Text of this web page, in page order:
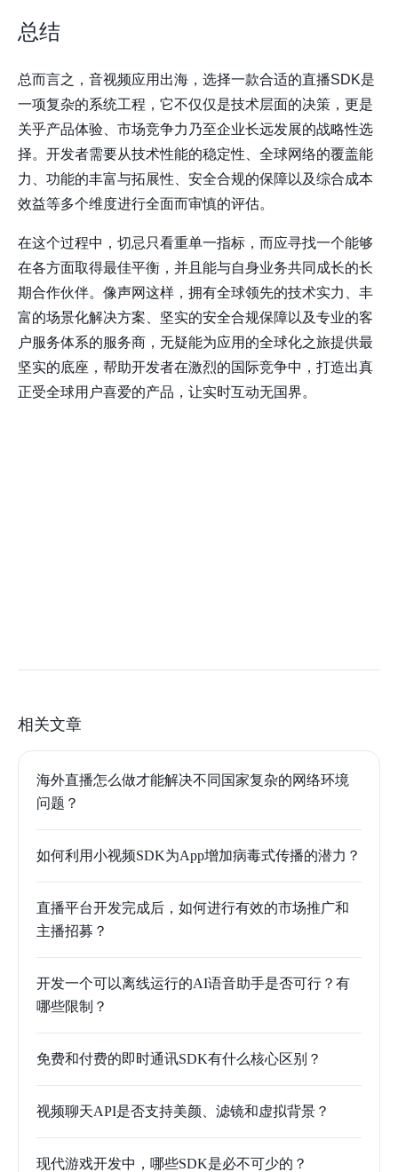
总结
总而言之，音视频应用出海，选择一款合适的直播SDK是
一项复杂的系统工程，它不仅仅是技术层面的决策，更是
关乎产品体验、市场竞争力乃至企业长远发展的战略性选
择。开发者需要从技术性能的稳定性、 全球网络的覆盖能
力 、 功能的丰富与拓展性、 安全合规的保障以及综合成本
效益等多个维度进行全面而审慎的评估。
在这个过程中，切忌只看重单一指标，而应寻找一个能够
在各方面取得最佳平衡，并且能与自身业务共同成长的长
期合作伙伴。像声网这样，拥有全球领先的技术实力、丰
富的场景化解决方案、坚实的安全合规保障以及专业的客
户服务体系的服务商，无疑能为应用的全球化之旅提供最
坚实的底座，帮助开发者在激烈的国际竞争中，打造出真
正受全球用户喜爱的产品，让实时互动无国界。
相关文章
海外直播怎么做才能解决不同国家复杂的网络环境
问题？
如何利用小视频SDK为App增加病毒式传播的潜力？
直播平台开发完成后，如何进行有效的市场推广和
主播招募？
开发一个可以离线运行的AI语音助手是否可行？有
哪些限制？
免费和付费的即时通讯SDK有什么核心区别？
视频聊天API是否支持美颜、滤镜和虚拟背景？
现代游戏开发中，哪些SDK是必不可少的？